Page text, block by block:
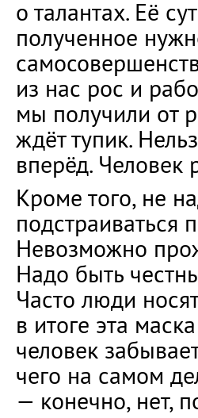
о талантах. Её
полученное
из нас рос и
мы получили от
ждёт тупик.
вперёд. Человек
Кроме того, не
подстраиваться
Невозможно
Надо быть
Часто люди
в итоге эта
человек
чего на самом
— конечно, нет,